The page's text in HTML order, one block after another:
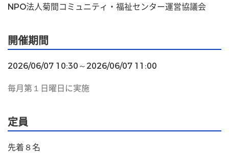
NPO法人菊間コミュニティ・福祉センター運営協議会
開催期間
2026/06/07 10:30～2026/06/07 11:00
毎月第１日曜日に実施
定員
先着８名